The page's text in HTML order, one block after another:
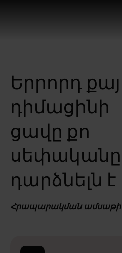
Երրորդ
դիմացինի
ցավը քո
սեփականը
դարձնելն է
Հրապարակման